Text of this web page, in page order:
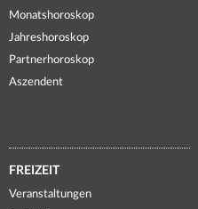
Monatshoroskop
Jahreshoroskop
Partnerhoroskop
Aszendent
FREIZEIT
Veranstaltungen